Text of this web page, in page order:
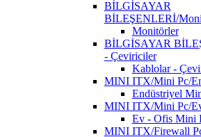
BİLGİSAYAR
BİLEŞENLERİ/
Monitörler
BİLGİSAYAR
- Çeviriciler
Kablolar -
MINI ITX/Mini Pc/
Endüstriyel
MINI ITX/Mini Pc/
Ev - Ofis Mini
MINI ITX/Firewall